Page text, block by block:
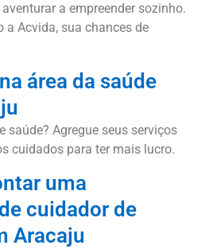
a empreender sozinho.
a Acvida, sua chances de
área da saúde
saúde? Agregue seus serviços
cuidados para ter mais lucro.
uma
cuidador de
Aracaju